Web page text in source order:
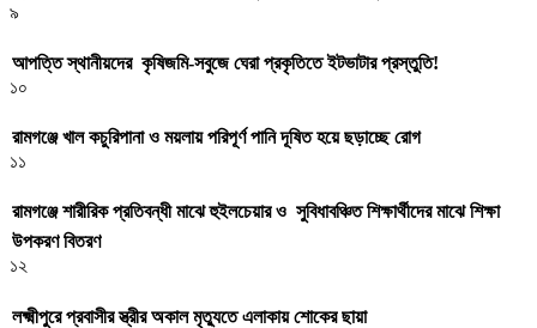
৯
আপত্তি স্থানীয়দের কৃষিজমি-সবুজে ঘেরা প্রকৃতিতে ইটভাটার প্রস্তুতি!
১০
রামগঞ্জে খাল কচুরিপানা ও ময়লায় পরিপূর্ণ পানি দূষিত হয়ে ছড়াচ্ছে রোগ
১১
রামগঞ্জে শারীরিক প্রতিবন্ধী মাঝে হুইলচেয়ার ও সুবিধাবঞ্চিত শিক্ষার্থীদের মাঝে শিক্ষা
উপকরণ বিতরণ
১২
লক্ষ্মীপুরে প্রবাসীর স্ত্রীর অকাল মৃত্যুতে এলাকায় শোকের ছায়া